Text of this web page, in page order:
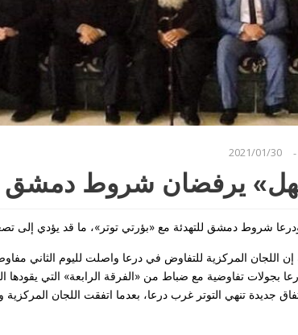
-
2021/01/30
يرفضان شروط دمشق
شروط دمشق للتهدئة مع «بؤرتي توتر»، ما قد يؤدي إلى
اللجان المركزية للتفاوض في درعا واصلت لليوم الثاني
بجولات تفاوضية مع ضباط من «الفرقة الرابعة» التي يقودها
جديدة تنهي التوتر غرب درعا، بعدما اتفقت اللجان